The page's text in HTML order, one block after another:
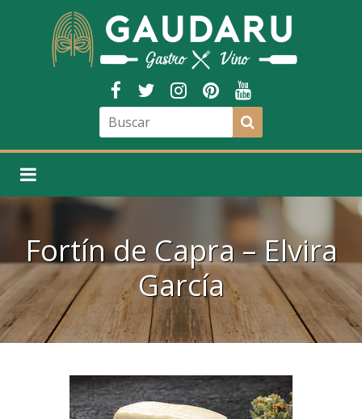
Fortín de Capra – Elvira
García